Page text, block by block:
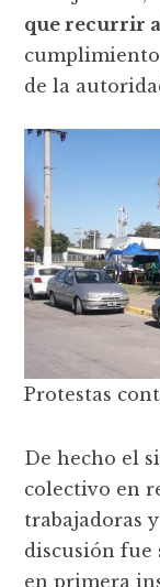
que recurrir
cumplimiento
de la
Protestas
De hecho el
colectivo en
trabajadoras
discusión fue
en primera